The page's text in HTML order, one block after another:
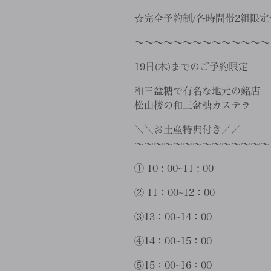
☆完全予約制/各時間帯2組限
〜〜〜〜〜〜〜〜〜〜〜〜〜〜
19日(木)までのご予約限定
和三盆糖で有名な地元の銘店
松山楼の和三盆糖カステラ
＼＼お土産特典付き／／
〜〜〜〜〜〜〜〜〜〜〜〜〜〜
① 10 : 00~11 : 00
② 11：00~12：00
③13：00~14：00
④14：00~15：00
⑤15：00~16：00